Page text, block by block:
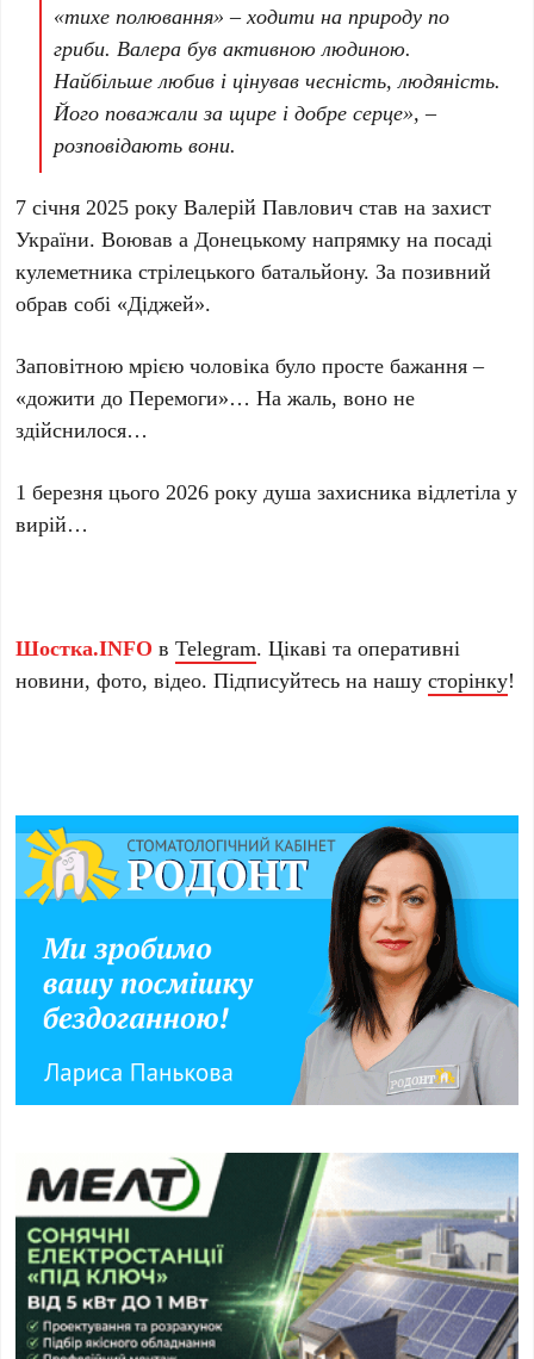
«тихе полювання» – ходити на природу по
гриби. Валера був активною людиною.
Найбільше любив і цінував чесність, людяність.
Його поважали за щире і добре серце», –
розповідають вони.
7 січня 2025 року Валерій Павлович став на захист
України. Воював а Донецькому напрямку на посаді
кулеметника стрілецького батальйону. За позивний
обрав собі «Діджей».
Заповітною мрією чоловіка було просте бажання –
«дожити до Перемоги»… На жаль, воно не
здійснилося…
1 березня цього 2026 року душа захисника відлетіла у
вирій…
Шостка.INFO вTelegram. Цікаві та оперативні
новини, фото, відео. Підписуйтесь на нашусторінку!